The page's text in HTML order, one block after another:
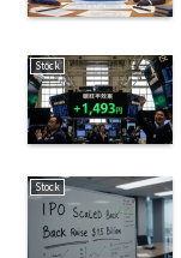
Stock
Stock